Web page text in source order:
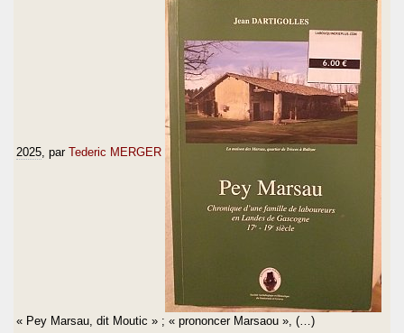
2025 , par Tederic MERGER
« Pey Marsau, dit Moutic » ; « prononcer Marsaou », (…)